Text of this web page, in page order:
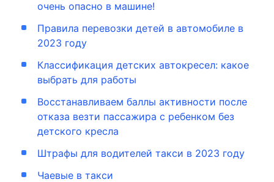
очень опасно в машине!
Правила перевозки детей в автомобиле в
2023 году
Классификация детских автокресел: какое
выбрать для работы
Восстанавливаем баллы активности после
отказа везти пассажира с ребенком без
детского кресла
Штрафы для водителей такси в 2023 году
Чаевые в такси